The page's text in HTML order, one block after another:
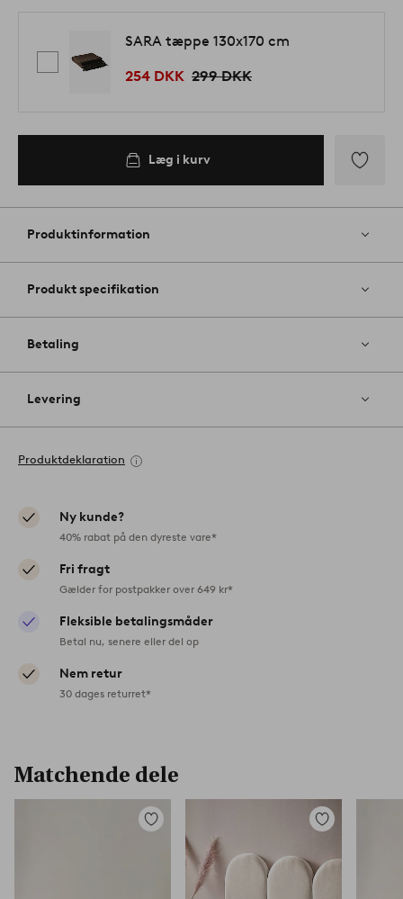
SARA tæppe 130x170 cm
254 DKK 299 DKK
Læg i kurv
til
Produktinformation
Produkt specifikation
Betaling
Levering
Produktdeklaration
Ny kunde?
40% rabat på den dyreste vare*
Fri fragt
Gælder for postpakker over 649 kr*
Fleksible betalingsmåder
Betal nu, senere eller del op
Nem retur
30 dages returret*
Matchende dele
Tilføj
favoritter
Tilføj